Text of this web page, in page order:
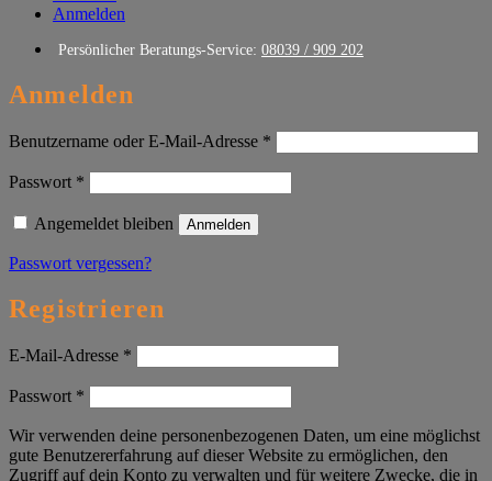
Anmelden
Persönlicher Beratungs-Service: 08039 / 909 202
Anmelden
Benutzername oder E-Mail-Adresse *
Passwort *
Angemeldet bleiben Anmelden
Passwort vergessen?
Registrieren
E-Mail-Adresse *
Passwort *
Wir verwenden deine personenbezogenen Daten, um eine möglichst
gute Benutzererfahrung auf dieser Website zu ermöglichen, den
Zugriff auf dein Konto zu verwalten und für weitere Zwecke, die in